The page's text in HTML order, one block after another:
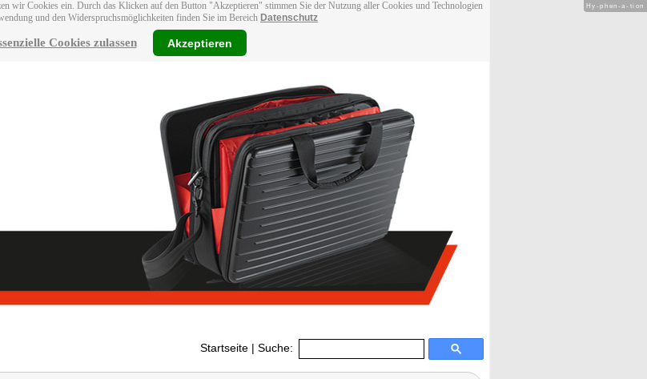
wir Cookies ein. Durch das Klicken auf den Button "Akzeptieren" stimmen Sie der Nutzung aller Cookies und Technologien
und den Widerspruchsmöglichkeiten finden Sie im Bereich Datenschutz
Cookies zulassen Akzeptieren
Startseite | Suche:
Hy-phen-a-tion